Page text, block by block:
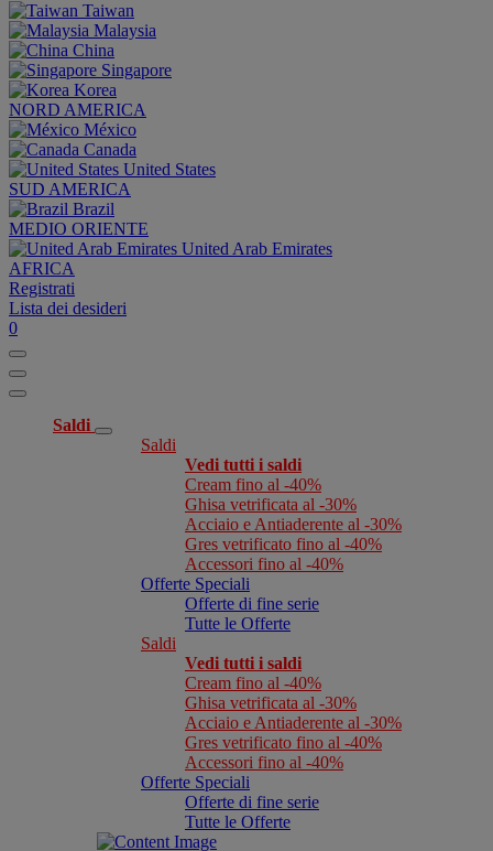
Taiwan
Malaysia
China
Singapore
Korea
NORD AMERICA
México
Canada
United States
SUD AMERICA
Brazil
MEDIO ORIENTE
United Arab Emirates
AFRICA
Registrati
Lista dei desideri
0
Saldi
Saldi
Vedi tutti i saldi
Cream fino al -40%
Ghisa vetrificata al -30%
Acciaio e Antiaderente al -30%
Gres vetrificato fino al -40%
Accessori fino al -40%
Offerte Speciali
Offerte di fine serie
Tutte le Offerte
Saldi
Vedi tutti i saldi
Cream fino al -40%
Ghisa vetrificata al -30%
Acciaio e Antiaderente al -30%
Gres vetrificato fino al -40%
Accessori fino al -40%
Offerte Speciali
Offerte di fine serie
Tutte le Offerte